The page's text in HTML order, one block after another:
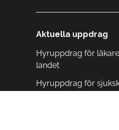
Aktuella uppdrag
Hyruppdrag för
landet
Hyruppdrag för